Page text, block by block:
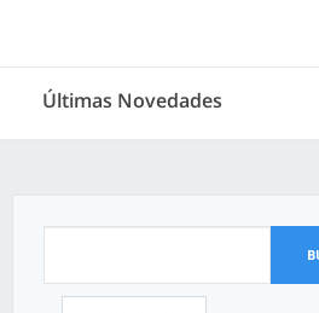
Últimas Novedades